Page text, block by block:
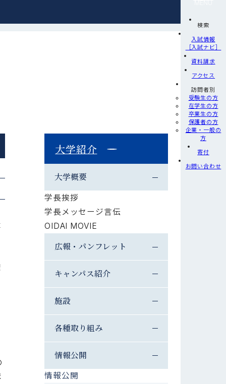
検索
入試情報
［入試ナビ］
資料請求
アクセス
訪問者別
受験生の方
在学生の方
卒業生の方
保護者の方
企業・一般の
方
寄付
お問い合わせ
大学紹介
大学概要
学長挨拶
学長メッセージ言伝
OIDAI MOVIE
広報・パンフレット
キャンパス紹介
施設
各種取り組み
情報公開
情報公開